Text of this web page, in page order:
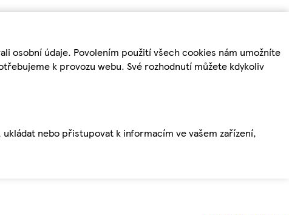
osobní údaje. Povolením použití všech cookies nám umožníte
k provozu webu. Své rozhodnutí můžete kdykoliv
nebo přistupovat k informacím ve vašem zařízení,